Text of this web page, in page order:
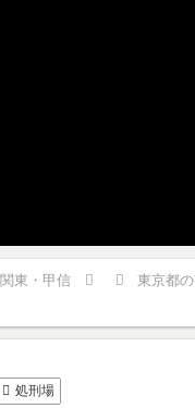
関東・甲信 東京都
処刑場